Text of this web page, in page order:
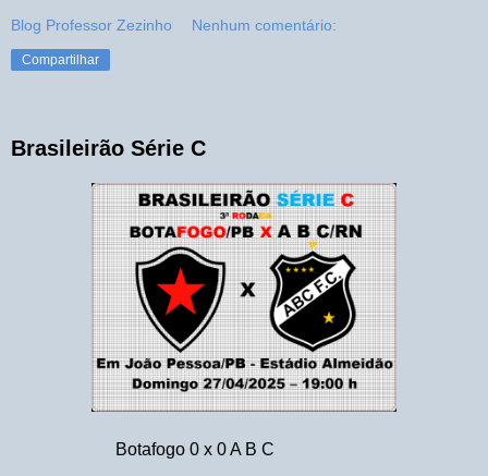
Blog Professor Zezinho Nenhum comentário:
Compartilhar
Brasileirão Série C
Botafogo 0 x 0 A B C